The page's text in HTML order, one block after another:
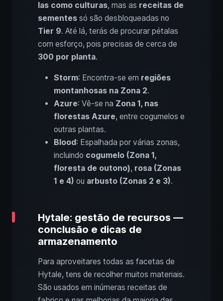
las como culturas, mas as receitas de
sementes só são desbloqueadas no
Tier 9. Até lá, terás de procurar pétalas
com esforço, pois precisas de cerca de
300 por planta.
Storm: Encontra-se em regiões
montanhosas na Zona 2.
Azure: Vê-se na Zona 1, nas
florestas Azure, entre cogumelos e
outras plantas.
Blood : Espalhada por várias zonas,
incluindo cogumelo (Zona 1,
floresta de outono), rosa (Zonas
1 e 4) ou arbusto (Zonas 2 e 3).
Hytale: gestão de recursos —
conclusão e dicas de
armazenamento
Para aproveitares todas as facetas de
Hytale, tens de recolher muitos materiais.
São usados em inúmeras receitas de